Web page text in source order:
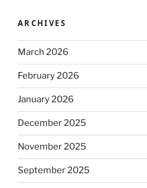
ARCHIVES
March 2026
February 2026
January 2026
December 2025
November 2025
September 2025